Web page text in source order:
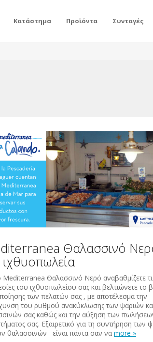
Κατάστημα Προϊόντα Συνταγές
Θαλασσινό
ιχθυοπωλεία
Θαλασσινό Νερό αναβαθμίζετε
του ιχθυοπωλείου σας και βελτιώνετε το
των πελατών σας , με αποτέλεσμα την
του ρυθμού ανακύκλωσης των ψαριών
σας καθώς και την αύξηση των
σας. Εξαιρετικό για τη συντήρηση των
θαλασσινών –είναι πάντα σαν να more »